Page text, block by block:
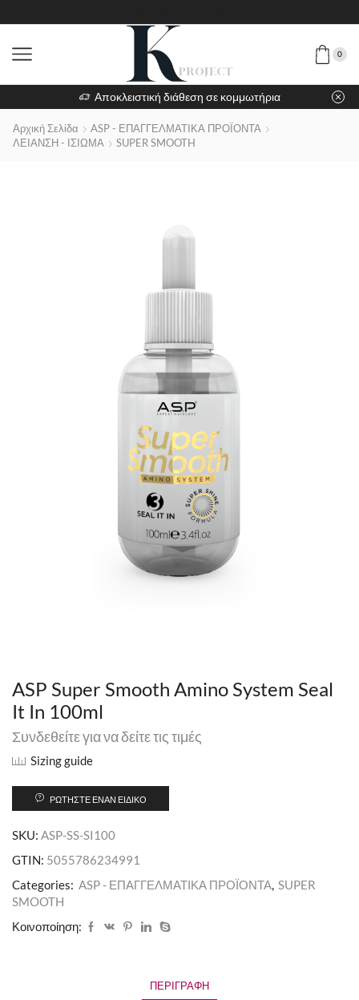
0
Αποκλειστική διάθεση σε κομμωτήρια
Αρχική Σελίδα
ASP - ΕΠΑΓΓΕΛΜΑΤΙΚΑ ΠΡΟΪΟΝΤΑ
ΛΕΙΑΝΣΗ - ΙΣΙΩΜΑ
SUPER SMOOTH
ASP Super Smooth Amino System Seal
It In 100ml
Συνδεθείτε για να δείτε τις τιμές
Sizing guide
ΡΩΤΉΣΤΕ ΈΝΑΝ ΕΙΔΙΚΌ
SKU: ASP-SS-SI100
GTIN: 5055786234991
Categories: ASP - ΕΠΑΓΓΕΛΜΑΤΙΚΑ ΠΡΟΪΟΝΤΑ, SUPER
SMOOTH
Κοινοποίηση:
ΠΕΡΙΓΡΑΦΉ